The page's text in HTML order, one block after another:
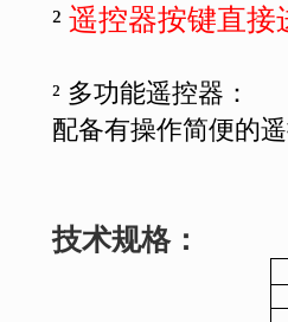
² 遥控器按键直接
² 多功能遥控器：
配备有操作简便的
技术规格：